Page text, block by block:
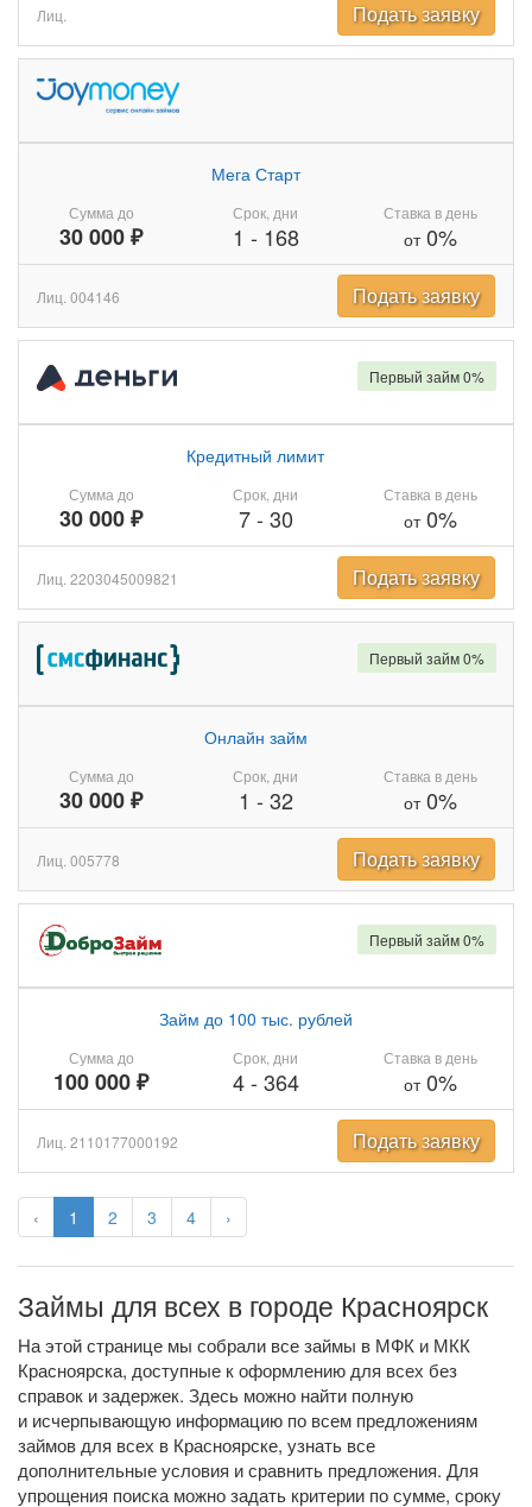
‹ 1 2 3 4 ›
Лиц. Подать заявку
Сумма до
30 000 ₽
Мега Старт
Срок, дни
1 - 168
Ставка в день
от0%
Лиц. 004146 Подать заявку
Сумма до
30 000 ₽
Кредитный лимит
Срок, дни
7- 30
Ставка в день
от0%
Первый займ 0%
Лиц. 2203045009821 Подать заявку
Сумма до
30 000 ₽
Онлайн займ
Срок, дни
1 - 32
Ставка в день
от0%
Первый займ 0%
Лиц. 005778 Подать заявку
Сумма до
100 000 ₽
Займ до 100 тыс. рублей
Срок, дни
4- 364
Ставка в день
от0%
Первый займ 0%
Лиц. 2110177000192 Подать заявку
Займы для всех в городе Красноярск
На этой странице мы собрали все займы в МФК и МКК
Красноярска, доступные к оформлению для всех без
справок и задержек. Здесь можно найти полную
и исчерпывающую информацию по всем предложениям
займов для всех в Красноярске, узнать все
дополнительные условия и сравнить предложения. Для
упрощения поиска можно задать критерии по сумме, сроку